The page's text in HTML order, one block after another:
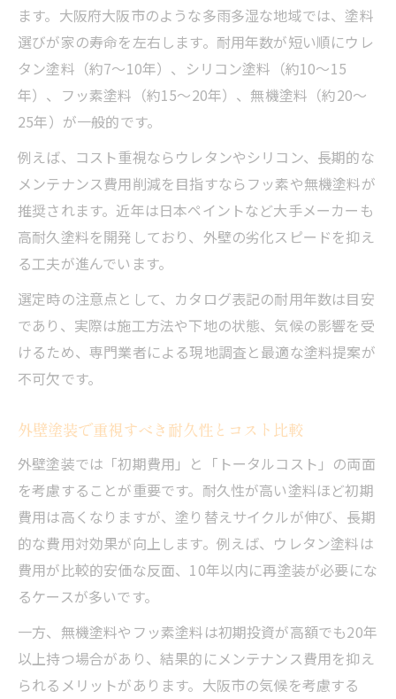
ます。大阪府大阪市のような多雨多湿な地域では、塗料
選びが家の寿命を左右します。耐用年数が短い順にウレ
タン塗料（約7～10年）、シリコン塗料（約10～15
年）、フッ素塗料（約15～20年）、無機塗料（約20～
25年）が一般的です。
例えば、コスト重視ならウレタンやシリコン、長期的な
メンテナンス費用削減を目指すならフッ素や無機塗料が
推奨されます。近年は日本ペイントなど大手メーカーも
高耐久塗料を開発しており、外壁の劣化スピードを抑え
る工夫が進んでいます。
選定時の注意点として、カタログ表記の耐用年数は目安
であり、実際は施工方法や下地の状態、気候の影響を受
けるため、専門業者による現地調査と最適な塗料提案が
不可欠です。
外壁塗装で重視すべき耐久性とコスト比較
外壁塗装では「初期費用」と「トータルコスト」の両面
を考慮することが重要です。耐久性が高い塗料ほど初期
費用は高くなりますが、塗り替えサイクルが伸び、長期
的な費用対効果が向上します。例えば、ウレタン塗料は
費用が比較的安価な反面、10年以内に再塗装が必要にな
るケースが多いです。
一方、無機塗料やフッ素塗料は初期投資が高額でも20年
以上持つ場合があり、結果的にメンテナンス費用を抑え
られるメリットがあります。大阪市の気候を考慮する